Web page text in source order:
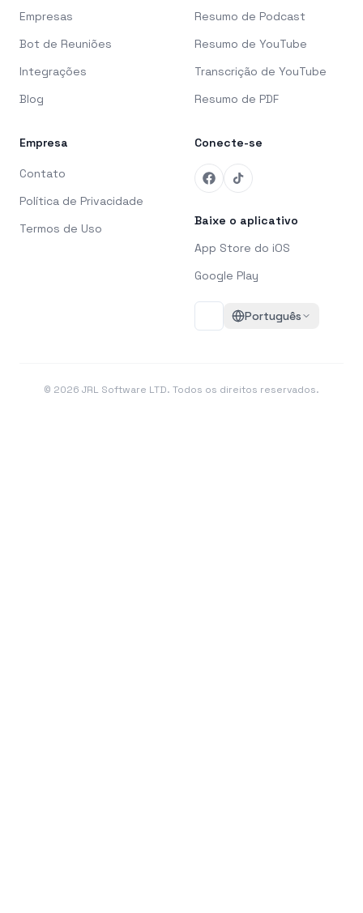
Empresas
Bot de Reuniões
Integrações
Blog
Resumo de Podcast
Resumo de YouTube
Transcrição de YouTube
Resumo de PDF
Empresa
Contato
Política de Privacidade
Termos de Uso
Conecte-se
Baixe o aplicativo
App Store do iOS
Google Play
Português
© 2026 JRL Software LTD. Todos os direitos reservados.